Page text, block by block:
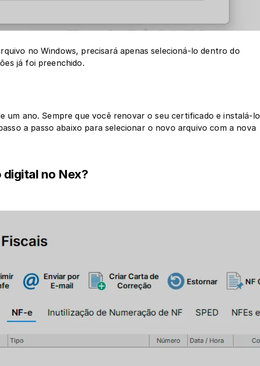
no Windows, precisará apenas selecioná-lo dentro do
já foi preenchido.
um ano. Sempre que você renovar o seu certificado e instalá-lo
a passo abaixo para selecionar o novo arquivo com a nova
no Nex?